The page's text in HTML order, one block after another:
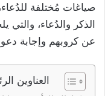
صياغات مُختلفة
الذكر والدُعاء، والتي
عن كروبهم وإجابة
العناوين